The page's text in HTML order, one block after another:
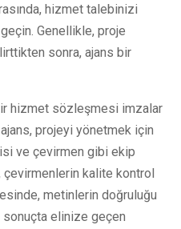
hizmet talebinizi
Genellikle, proje
sonra, ajans bir
hizmet sözleşmesi imzalar
projeyi yönetmek için
ve çevirmen gibi ekip
çevirmenlerin kalite kontrol
metinlerin doğruluğu
sonuçta elinize geçen